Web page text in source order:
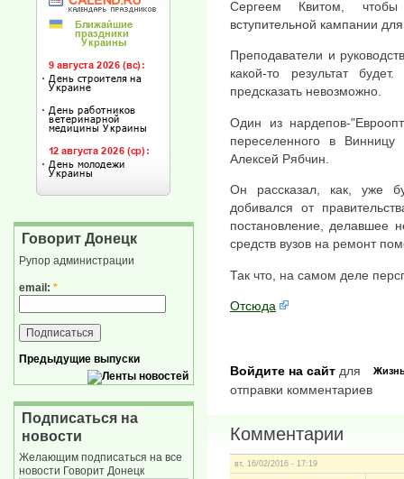
Сергеем Квитом,
вступительной кампании
Преподаватели и
какой-то результат
предсказать невозможно.
Один из нардепов-
переселенного в Винницу
Алексей Рябчин.
Он рассказал, как, уже
добивался от
постановление, делавшее
средств вузов на ремонт
Так что, на самом деле
Отсюда
Войдите на сайт для
отправки комментариев
Комментарии
вт, 16/02/2016 - 17:19
Говорит Донецк
Рупор администрации
email: *
Предыдущие выпуски
Подписаться на
новости
Желающим подписаться на все
новости Говорит Донецк